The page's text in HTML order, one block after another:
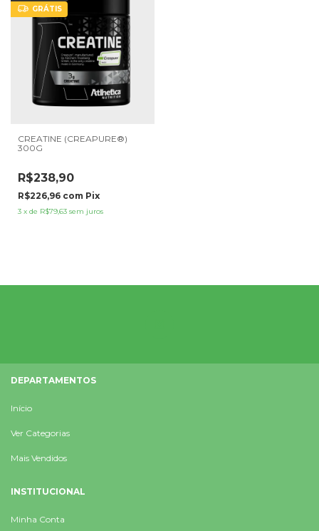
GRÁTIS
CREATINE (CREAPURE®)
300G
R$238,90
R$226,96 com Pix
3 x de R$79,63 sem juros
DEPARTAMENTOS
Início
Ver Categorias
Mais Vendidos
INSTITUCIONAL
Minha Conta